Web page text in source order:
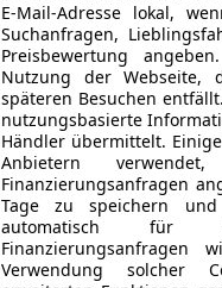
E-Mail-Adresse lokal,
Suchanfragen,
Preisbewertung
Nutzung der Webseite,
späteren Besuchen
nutzungsbasierte
Händler übermittelt.
Anbietern
Finanzierungsanfragen
Tage zu speichern
automatisch für
Finanzierungsanfragen
Verwendung solcher